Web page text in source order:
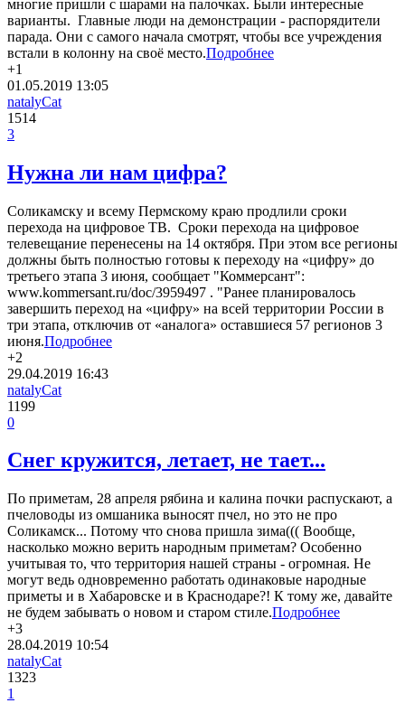
многие пришли с шарами на палочках. Были интересные
варианты. Главные люди на демонстрации - распорядители
парада. Они с самого начала смотрят, чтобы все учреждения
встали в колонну на своё место.Подробнее
+1
01.05.2019 13:05
natalyCat
1514
3
Нужна ли нам цифра?
Соликамску и всему Пермскому краю продлили сроки
перехода на цифровое ТВ. Сроки перехода на цифровое
телевещание перенесены на 14 октября. При этом все регионы
должны быть полностью готовы к переходу на «цифру» до
третьего этапа 3 июня, сообщает "Коммерсант":
www.kommersant.ru/doc/3959497 . "Ранее планировалось
завершить переход на «цифру» на всей территории России в
три этапа, отключив от «аналога» оставшиеся 57 регионов 3
июня.Подробнее
+2
29.04.2019 16:43
natalyCat
1199
0
Снег кружится, летает, не тает...
По приметам, 28 апреля рябина и калина почки распускают, а
пчеловоды из омшаника выносят пчел, но это не про
Соликамск... Потому что снова пришла зима((( Вообще,
насколько можно верить народным приметам? Особенно
учитывая то, что территория нашей страны - огромная. Не
могут ведь одновременно работать одинаковые народные
приметы и в Хабаровске и в Краснодаре?! К тому же, давайте
не будем забывать о новом и старом стиле.Подробнее
+3
28.04.2019 10:54
natalyCat
1323
1